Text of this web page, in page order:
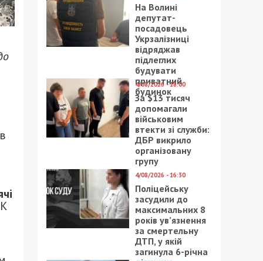
На Волині
депутат-
посадовець
Укрзалізниці
відряджав
підлеглих
будувати
приватний
будинок
4/08/2026 - 18:00
За $13 тисяч
допомагали
військовим
втекти зі служби:
ДБР викрило
організовану
групу
4/08/2026 - 16:30
Поліцейську
засудили до
максимальних 8
років ув’язнення
за смертельну
ДТП, у якій
загинула 6-річна